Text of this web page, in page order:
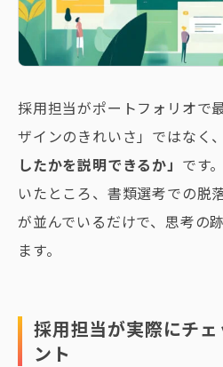
採用担当がポートフォリオで
ザインのきれいさ」ではなく、
したかを説明できるか」 です
いたところ、書類選考での脱
が並んでいるだけで、思考の
ます。
採用担当が実際にチ
ント